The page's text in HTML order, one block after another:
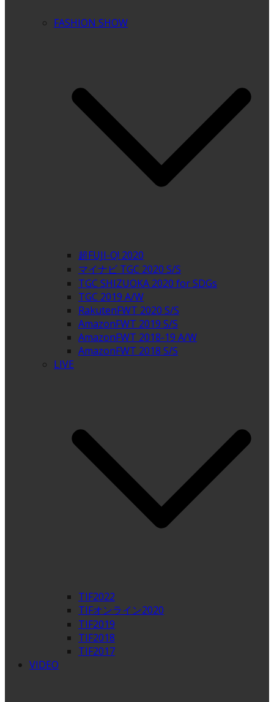
FASHION SHOW
超FUJI-Q! 2020
マイナビ TGC 2020 S/S
TGC SHIZUOKA 2020 for SDGs
TGC 2019 A/W
RakutenFWT 2020 S/S
AmazonFWT 2019 S/S
AmazonFWT 2018-19 A/W
AmazonFWT 2018 S/S
LIVE
TIF2022
TIFオンライン2020
TIF2019
TIF2018
TIF2017
VIDEO